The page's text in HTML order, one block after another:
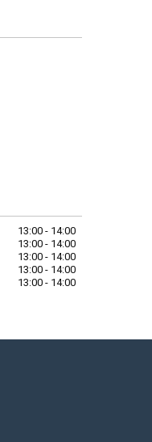
13:00
14:00
13:00
14:00
13:00
14:00
13:00
14:00
13:00
14:00